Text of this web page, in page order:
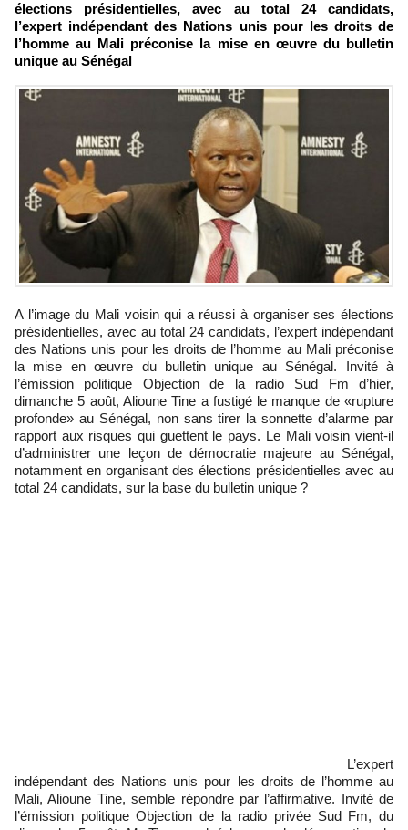
élections présidentielles, avec au total 24 candidats,
l’expert indépendant des Nations unis pour les droits de
l’homme au Mali préconise la mise en œuvre du bulletin
unique au Sénégal
A l’image du Mali voisin qui a réussi à organiser ses élections
présidentielles, avec au total 24 candidats, l’expert indépendant
des Nations unis pour les droits de l’homme au Mali préconise
la mise en œuvre du bulletin unique au Sénégal. Invité à
l’émission politique Objection de la radio Sud Fm d’hier,
dimanche 5 août, Alioune Tine a fustigé le manque de «rupture
profonde» au Sénégal, non sans tirer la sonnette d’alarme par
rapport aux risques qui guettent le pays. Le Mali voisin vient-il
d’administrer une leçon de démocratie majeure au Sénégal,
notamment en organisant des élections présidentielles avec au
total 24 candidats, sur la base du bulletin unique ?
L’expert
indépendant des Nations unis pour les droits de l’homme au
Mali, Alioune Tine, semble répondre par l’affirmative. Invité de
l’émission politique Objection de la radio privée Sud Fm, du